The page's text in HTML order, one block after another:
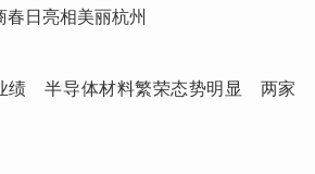
日亮相美丽杭州
绩 半导体材料繁荣态势明显 两家